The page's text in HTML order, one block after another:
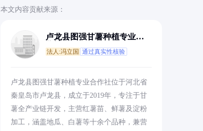
本文内容贡献来源：
卢龙县图强甘薯种植专业合
法人:冯立国 通过真实性核验
卢龙县图强甘薯种植专业合作社位于河北省
秦皇岛市卢龙县，成立于2019年，专注于甘
薯全产业链开发，主营红薯苗、鲜薯及淀粉
加工，涵盖地瓜、白薯等十余个品种，兼营